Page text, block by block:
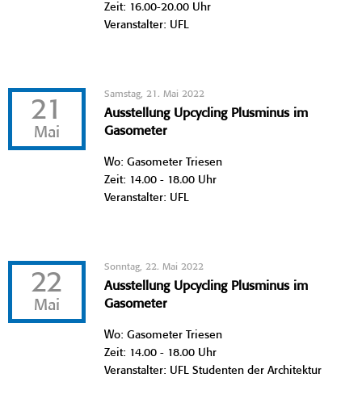
Zeit: 16.00-20.00 Uhr
Veranstalter: UFL
21
Mai
Samstag, 21. Mai 2022
Ausstellung Upcycling Plusminus im
Gasometer
Wo: Gasometer Triesen
Zeit: 14.00 - 18.00 Uhr
Veranstalter: UFL
22
Mai
Sonntag, 22. Mai 2022
Ausstellung Upcycling Plusminus im
Gasometer
Wo: Gasometer Triesen
Zeit: 14.00 - 18.00 Uhr
Veranstalter: UFL Studenten der Architektur